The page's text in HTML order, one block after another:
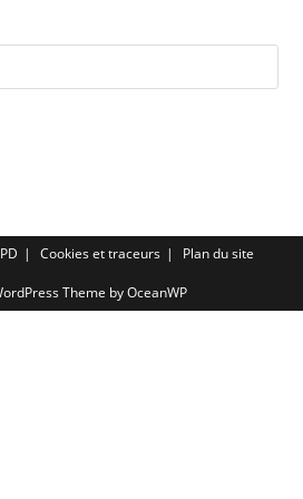
Cookies et traceurs Plan du site
Theme by OceanWP